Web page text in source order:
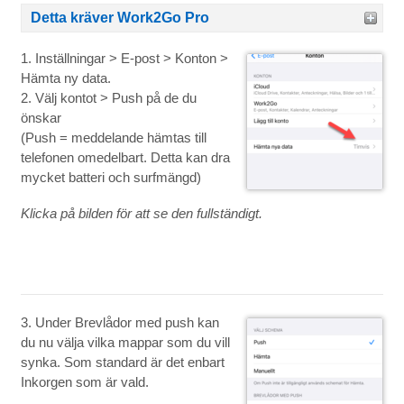
Detta kräver Work2Go Pro
1. Inställningar > E-post > Konton >
Hämta ny data.
2. Välj kontot > Push på de du
önskar
(Push = meddelande hämtas till
telefonen omedelbart. Detta kan dra
mycket batteri och surfmängd)
Klicka på bilden för att se den fullständigt.
3. Under Brevlådor med push kan
du nu välja vilka mappar som du vill
synka. Som standard är det enbart
Inkorgen som är vald.